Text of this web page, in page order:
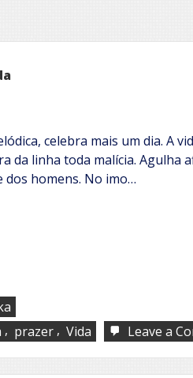
celebra mais um dia. A
da linha toda malícia. Agulha
dos homens. No imo…
, prazer , Vida Leave a